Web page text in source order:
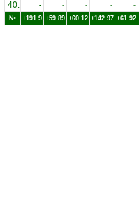
40. - - - - -
№ +191.9 +59.89 +60.12 +142.97 +61.92